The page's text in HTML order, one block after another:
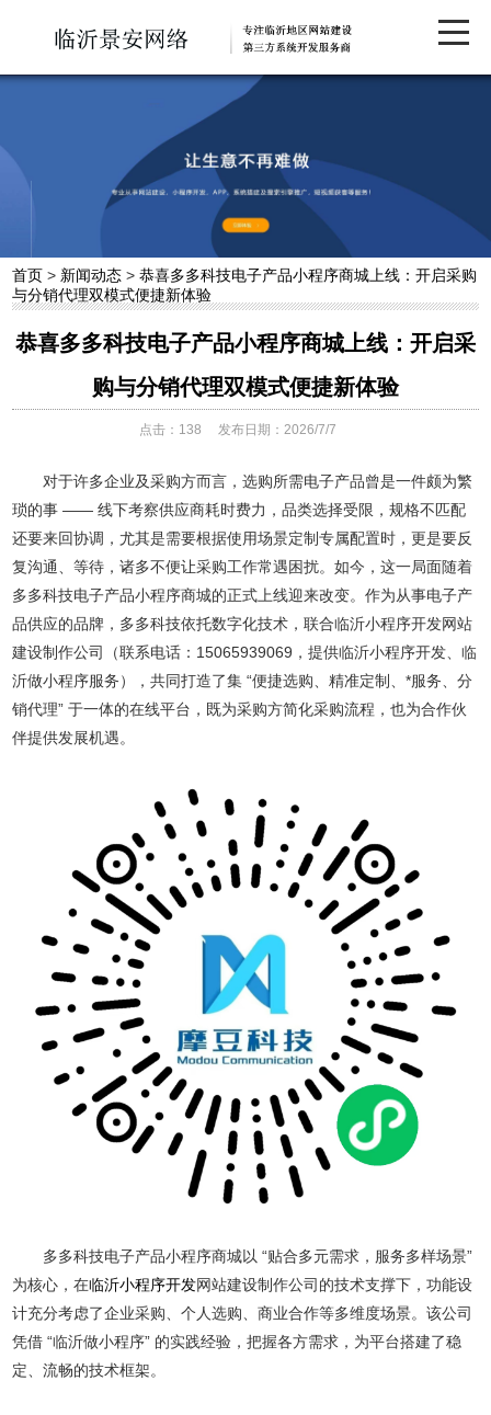
首页 > 新闻动态 >恭喜多多科技电子产品小程序商城上线：开启采购
与分销代理双模式便捷新体验
恭喜多多科技电子产品小程序商城上线：开启采
购与分销代理双模式便捷新体验
点击： 138 发布日期：2026/7/7
对于许多企业及采购方而言，选购所需电子产品曾是一件颇为繁
琐的事 —— 线下考察供应商耗时费力，品类选择受限，规格不匹配
还要来回协调，尤其是需要根据使用场景定制专属配置时，更是要反
复沟通、等待，诸多不便让采购工作常遇困扰。如今，这一局面随着
多多科技电子产品小程序商城的正式上线迎来改变。作为从事电子产
品供应的品牌，多多科技依托数字化技术，联合临沂小程序开发网站
建设制作公司（联系电话：15065939069，提供临沂小程序开发、临
沂做小程序服务），共同打造了集 “便捷选购、精准定制、*服务、分
销代理” 于一体的在线平台，既为采购方简化采购流程，也为合作伙
伴提供发展机遇。
多多科技电子产品小程序商城以 “贴合多元需求，服务多样场景”
为核心，在临沂小程序开发网站建设制作公司的技术支撑下，功能设
计充分考虑了企业采购、个人选购、商业合作等多维度场景。该公司
凭借 “临沂做小程序” 的实践经验，把握各方需求，为平台搭建了稳
定、流畅的技术框架。